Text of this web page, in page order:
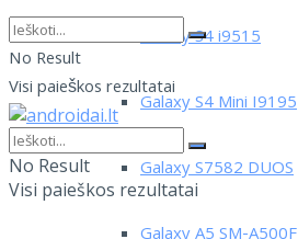
Galaxy S4 i9515
Galaxy S4 Mini I9195
Galaxy S7582 DUOS
No Result
Visi paieškos rezultatai
No Result
Visi paieškos rezultatai